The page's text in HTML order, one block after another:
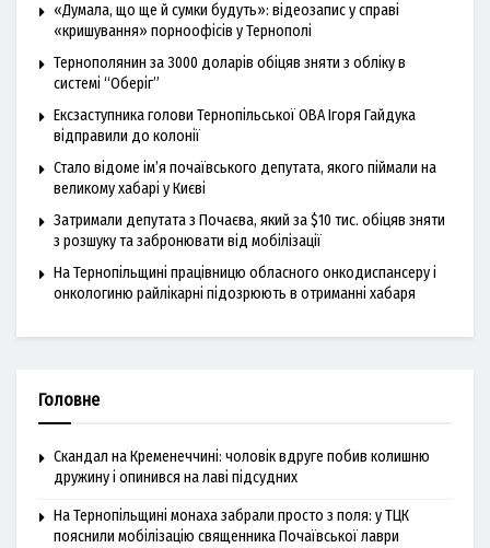
«Думала, що ще й сумки будуть»: відеозапис у справі
«кришування» порноофісів у Тернополі
Тернополянин за 3000 доларів обіцяв зняти з обліку в
системі “Оберіг”
Ексзаступника голови Тернопільської ОВА Ігоря Гайдука
відправили до колонії
Стало відоме ім’я почаївського депутата, якого піймали на
великому хабарі у Києві
Затримали депутата з Почаєва, який за $10 тис. обіцяв зняти
з розшуку та забронювати від мобілізації
На Тернопільщині працівницю обласного онкодиспансеру і
онкологиню райлікарні підозрюють в отриманні хабаря
Головне
Скандал на Кременеччині: чоловік вдруге побив колишню
дружину і опинився на лаві підсудних
На Тернопільщині монаха забрали просто з поля: у ТЦК
пояснили мобілізацію священника Почаївської лаври